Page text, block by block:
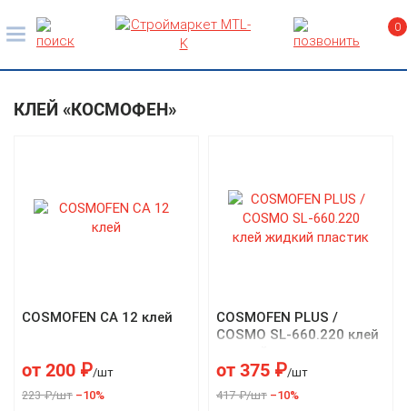
0
КЛЕЙ «КОСМОФЕН»
COSMOFEN CA 12 клей
от 200 ₽/шт
223 ₽/шт –10%
COSMOFEN PLUS /
COSMO SL-660.220 клей
от 375 ₽/шт
417 ₽/шт –10%